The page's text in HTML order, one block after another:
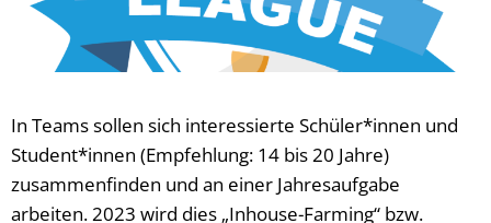
In Teams sollen sich interessierte Schüler*innen und
Student*innen (Empfehlung: 14 bis 20 Jahre)
zusammenfinden und an einer Jahresaufgabe
arbeiten. 2023 wird dies „Inhouse-Farming“ bzw.